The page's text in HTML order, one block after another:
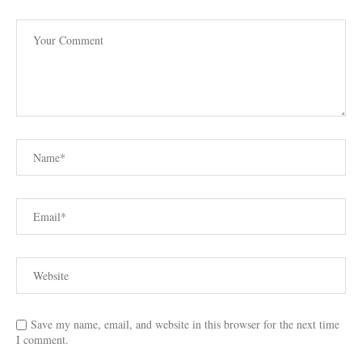
Save my name, email, and website in this browser for the next time
I comment.